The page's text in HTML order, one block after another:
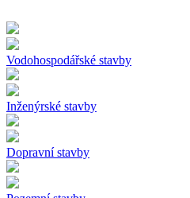
Vodohospodářské stavby
Inženýrské stavby
Dopravní stavby